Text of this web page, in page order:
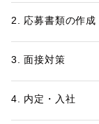
2. 応募書類の作成
3. 面接対策
4. 内定・入社